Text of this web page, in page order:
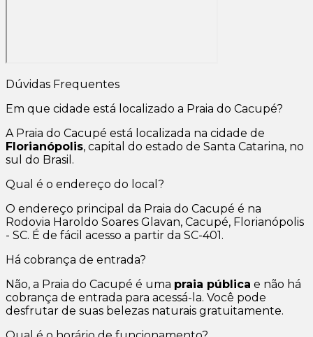
Dúvidas Frequentes
Em que cidade está localizado a Praia do Cacupé?
A Praia do Cacupé está localizada na cidade de
Florianópolis, capital do estado de Santa Catarina, no
sul do Brasil.
Qual é o endereço do local?
O endereço principal da Praia do Cacupé é na
Rodovia Haroldo Soares Glavan, Cacupé, Florianópolis
- SC. É de fácil acesso a partir da SC-401.
Há cobrança de entrada?
Não, a Praia do Cacupé é uma praia pública e não há
cobrança de entrada para acessá-la. Você pode
desfrutar de suas belezas naturais gratuitamente.